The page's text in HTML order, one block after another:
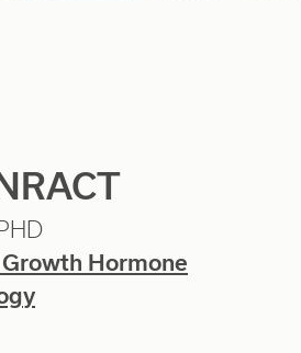
Hormone